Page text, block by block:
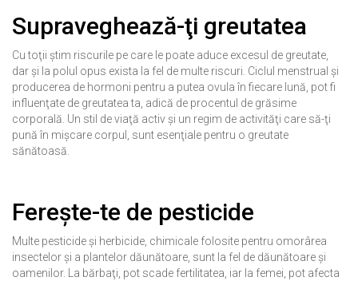
Supraveghează-ţi greutatea
Cu toţii ştim riscurile pe care le poate aduce excesul de greutate,
dar şi la polul opus exista la fel de multe riscuri. Ciclul menstrual şi
producerea de hormoni pentru a putea ovula în fiecare lună, pot fi
influenţate de greutatea ta, adică de procentul de grăsime
corporală. Un stil de viaţă activ şi un regim de activităţi care să-ţi
pună în mişcare corpul, sunt esenţiale pentru o greutate
sănătoasă.
Fereşte-te de pesticide
Multe pesticide şi herbicide, chimicale folosite pentru omorârea
insectelor şi a plantelor dăunătoare, sunt la fel de dăunătoare şi
oamenilor. La bărbaţi, pot scade fertilitatea, iar la femei, pot afecta